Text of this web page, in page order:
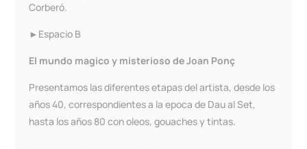
Corberó.
►Espacio B
El mundo magico y misterioso de Joan Ponç
Presentamos las diferentes etapas del artista, desde los
años 40, correspondientes a la epoca de Dau al Set,
hasta los años 80 con oleos, gouaches y tintas.